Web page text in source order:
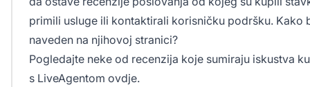
primili usluge ili kontaktirali korisničku podršku. Kako
naveden na njihovoj stranici?
Pogledajte neke od recenzija koje sumiraju iskustva
s LiveAgentom ovdje.